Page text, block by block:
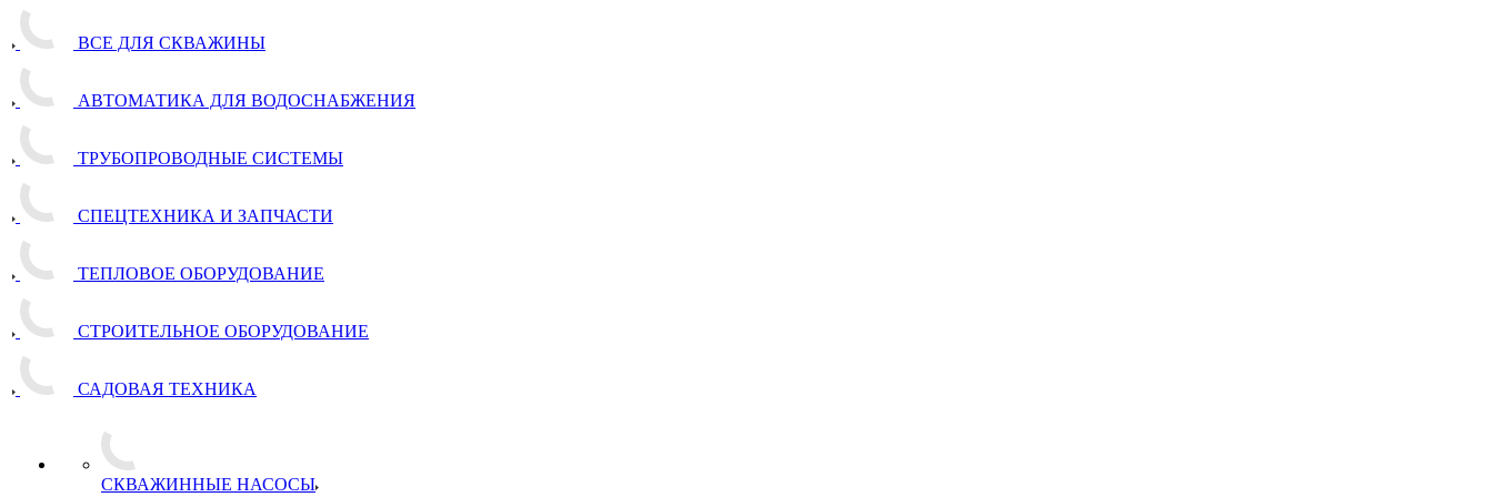
ВСЕ ДЛЯ СКВАЖИНЫ
АВТОМАТИКА ДЛЯ ВОДОСНАБЖЕНИЯ
ТРУБОПРОВОДНЫЕ СИСТЕМЫ
СПЕЦТЕХНИКА И ЗАПЧАСТИ
ТЕПЛОВОЕ ОБОРУДОВАНИЕ
СТРОИТЕЛЬНОЕ ОБОРУДОВАНИЕ
САДОВАЯ ТЕХНИКА
СКВАЖИННЫЕ НАСОСЫ